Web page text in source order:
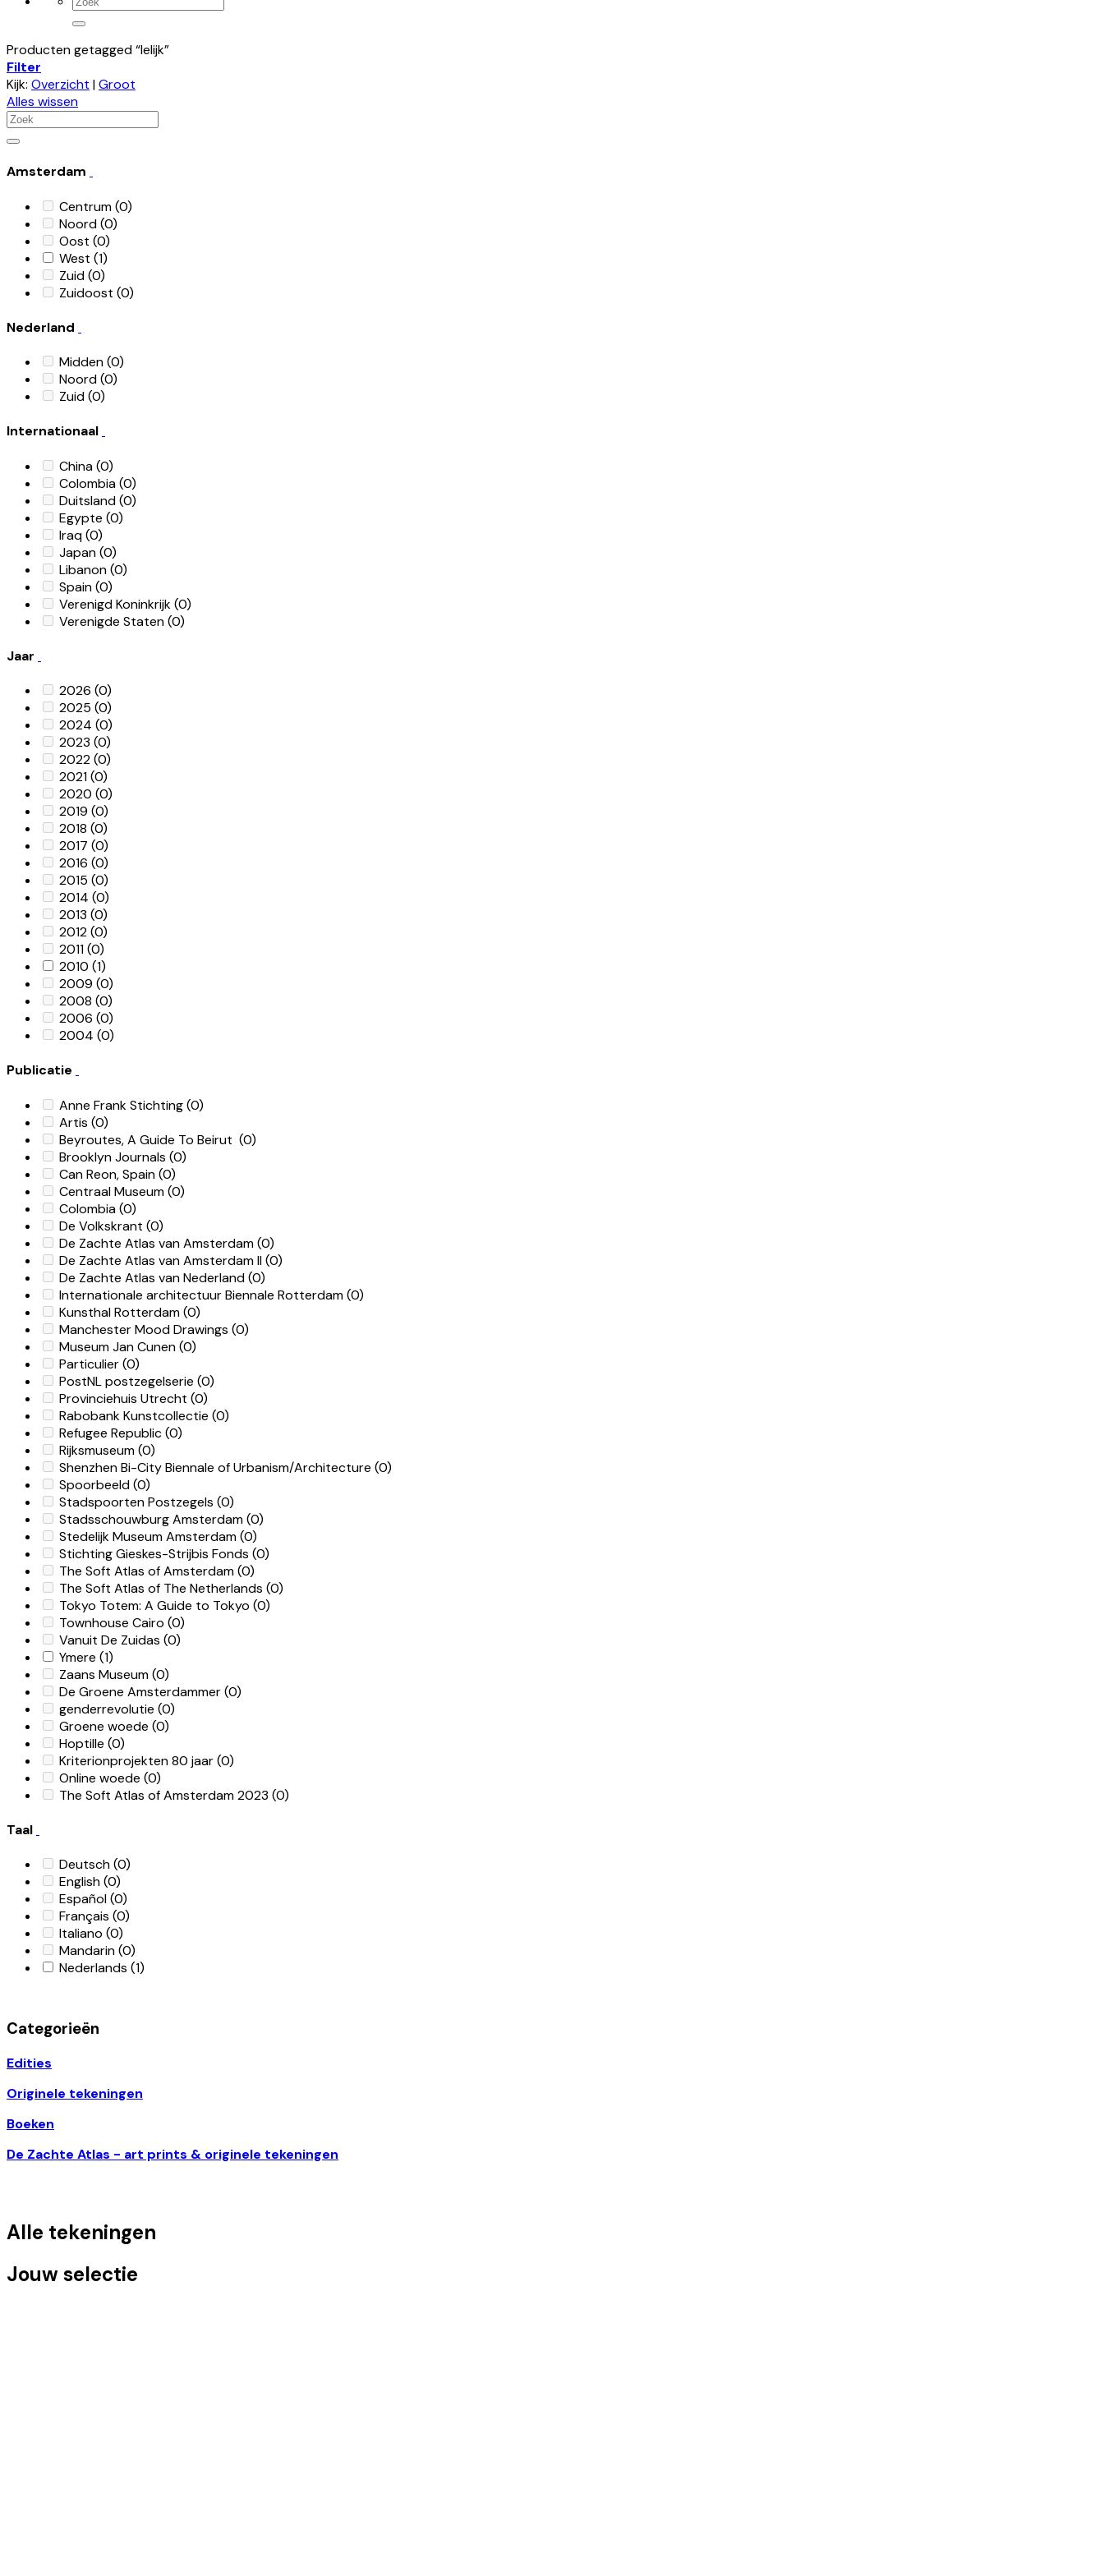
naar:
Producten getagged “lelijk”
Filter
Kijk: Overzicht |Groot
Alles wissen
Zoeken
naar:
Amsterdam
Centrum(0)
Noord(0)
Oost (0)
West (1)
Zuid(0)
Zuidoost (0)
Nederland
Midden(0)
Noord(0)
Zuid(0)
Internationaal
China(0)
Colombia(0)
Duitsland(0)
Egypte (0)
Iraq(0)
Japan(0)
Libanon(0)
Spain(0)
Verenigd Koninkrijk(0)
Verenigde Staten(0)
Jaar
2026 (0)
2025 (0)
2024 (0)
2023 (0)
2022(0)
2021(0)
2020 (0)
2019 (0)
2018 (0)
2017 (0)
2016 (0)
2015 (0)
2014 (0)
2013 (0)
2012(0)
2011(0)
2010 (1)
2009 (0)
2008 (0)
2006 (0)
2004 (0)
Publicatie
Anne Frank Stichting(0)
Artis (0)
Beyroutes, A Guide To Beirut (0)
Brooklyn Journals (0)
Can Reon, Spain(0)
Centraal Museum(0)
Colombia(0)
De Volkskrant (0)
De Zachte Atlas van Amsterdam(0)
De Zachte Atlas van Amsterdam II(0)
De Zachte Atlas van Nederland(0)
Internationale architectuur Biennale Rotterdam(0)
Kunsthal Rotterdam(0)
Manchester Mood Drawings (0)
Museum Jan Cunen(0)
Particulier(0)
PostNL postzegelserie (0)
Provinciehuis Utrecht (0)
Rabobank Kunstcollectie (0)
Refugee Republic(0)
Rijksmuseum(0)
Shenzhen Bi-City Biennale of Urbanism/Architecture (0)
Spoorbeeld(0)
Stadspoorten Postzegels (0)
Stadsschouwburg Amsterdam(0)
Stedelijk Museum Amsterdam(0)
Stichting Gieskes-Strijbis Fonds (0)
The Soft Atlas of Amsterdam(0)
The Soft Atlas of The Netherlands (0)
Tokyo Totem: A Guide to Tokyo (0)
Townhouse Cairo (0)
Vanuit De Zuidas (0)
Ymere (1)
Zaans Museum(0)
De Groene Amsterdammer(0)
genderrevolutie (0)
Groene woede (0)
Hoptille (0)
Kriterionprojekten 80 jaar(0)
Online woede (0)
The Soft Atlas of Amsterdam 2023 (0)
Taal
Deutsch(0)
English(0)
Español(0)
Français (0)
Italiano (0)
Mandarin(0)
Nederlands (1)
Categorieën
Edities
Originele tekeningen
Boeken
De Zachte Atlas - art prints & originele tekeningen
Alle tekeningen
Jouw selectie